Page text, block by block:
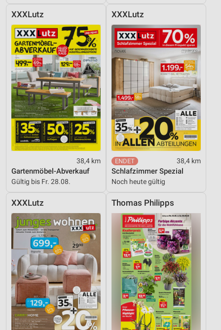
XXXLutz
38,4 km
Gartenmöbel-Abverkauf
Gültig bis Fr. 28.08.
XXXLutz
38,4 km
Schlafzimmer Spezial
Noch heute gültig
XXXLutz Thomas Philipps